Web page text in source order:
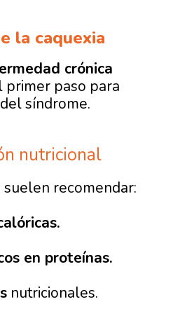
la caquexia
crónica
primer paso para
síndrome.
nutricional
recomendar:
en proteínas.
nutricionales.